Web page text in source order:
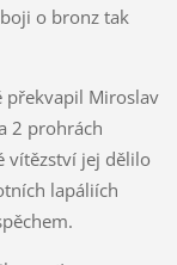
o bronz tak
překvapil Miroslav
2 prohrách
vítězství jej dělilo
lapáliích